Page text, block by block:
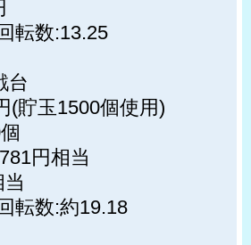
転数:13.25
台
(貯玉1500個使用)
円相当
転数:約19.18